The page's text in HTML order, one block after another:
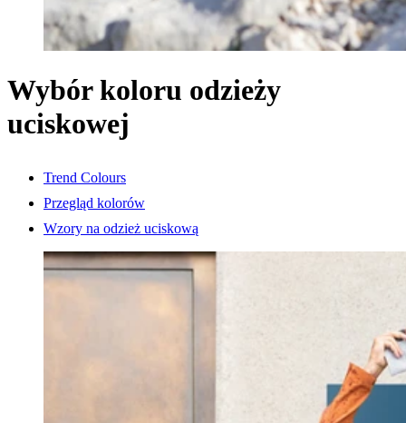
Wybór koloru odzieży
uciskowej
Trend Colours
Przegląd kolorów
Wzory na odzież uciskową